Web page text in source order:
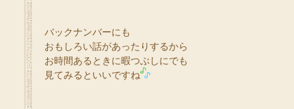
バックナンバーにも
おもしろい話があったりするから
お時間あるときに暇つぶしにでも
見てみるといいですね